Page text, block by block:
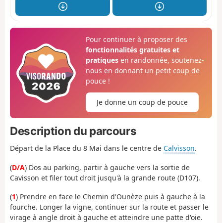
Pour continuer à proposer des
fonctionnalités gratuites et
pratiquesen randonnée, soutenez-
nous en donnant un petit coup de
pouce !
Je donne un coup de pouce
Description du parcours
Départ de la Place du 8 Mai dans le centre de Calvisson.
(D/A) Dos au parking, partir à gauche vers la sortie de
Cavisson et filer tout droit jusqu'à la grande route (D107).
(1) Prendre en face le Chemin d'Ounèze puis à gauche à la
fourche. Longer la vigne, continuer sur la route et passer le
virage à angle droit à gauche et atteindre une patte d'oie.